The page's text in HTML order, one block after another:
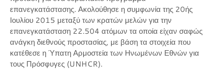
επανεγκατάστασης. Ακολούθησε η συμφωνία της 20ής
Ιουλίου 2015 μεταξύ των κρατών μελών για την
επανεγκατάσταση 22.504 ατόμων τα οποία είχαν σαφώς
ανάγκη διεθνούς προστασίας, με βάση τα στοιχεία που
κατέθεσε η Ύπατη Αρμοστεία των Ηνωμένων Εθνών για
τους Πρόσφυγες (UNHCR).